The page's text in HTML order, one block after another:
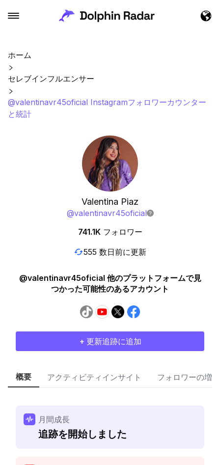
ホーム
セレブインフルエンサー
@valentinavr45oficial Instagramフォロワーカウンター
と統計
Valentina Piaz
@valentinavr45oficial
741.1K フォロワー
555 数日前に更新
@valentinavr45oficial 他のプラットフォームで見
つかった可能性のあるアカウント
+ 更新追跡に追加
概要 アクティビティインサイト フォロワーの増加
月間成長
追跡を開始しました